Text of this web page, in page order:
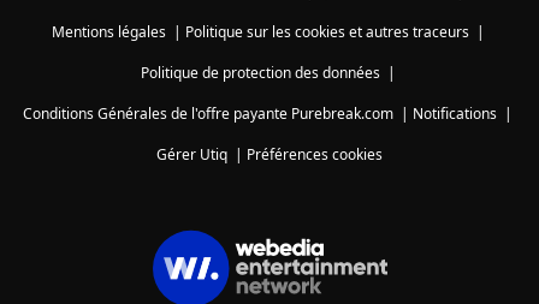
Mentions légales| Politique sur les cookies et autres traceurs|
Politique de protection des données|
Conditions Générales de l'offre payante Purebreak.com | Notifications |
Gérer Utiq | Préférences cookies